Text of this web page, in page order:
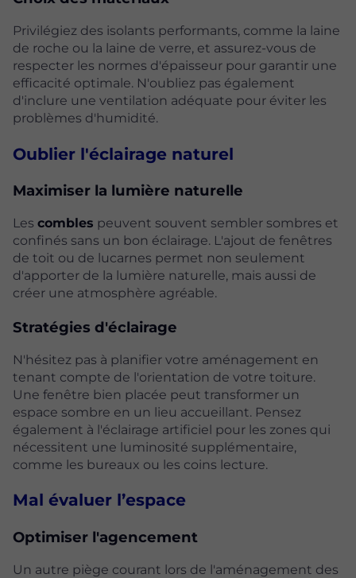
Privilégiez des isolants performants, comme la laine
de roche ou la laine de verre, et assurez-vous de
respecter les normes d'épaisseur pour garantir une
efficacité optimale. N'oubliez pas également
d'inclure une ventilation adéquate pour éviter les
problèmes d'humidité.
Oublier l'éclairage naturel
Maximiser la lumière naturelle
Les combles peuvent souvent sembler sombres et
confinés sans un bon éclairage. L'ajout de fenêtres
de toit ou de lucarnes permet non seulement
d'apporter de la lumière naturelle, mais aussi de
créer une atmosphère agréable.
Stratégies d'éclairage
N'hésitez pas à planifier votre aménagement en
tenant compte de l'orientation de votre toiture.
Une fenêtre bien placée peut transformer un
espace sombre en un lieu accueillant. Pensez
également à l'éclairage artificiel pour les zones qui
nécessitent une luminosité supplémentaire,
comme les bureaux ou les coins lecture.
Mal évaluer l’espace
Optimiser l'agencement
Un autre piège courant lors de l'aménagement des